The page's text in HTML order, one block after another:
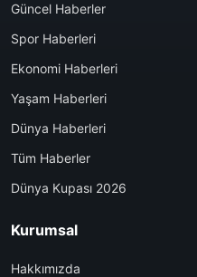
Güncel Haberler
Spor Haberleri
Ekonomi Haberleri
Yaşam Haberleri
Dünya Haberleri
Tüm Haberler
Dünya Kupası 2026
Kurumsal
Hakkımızda